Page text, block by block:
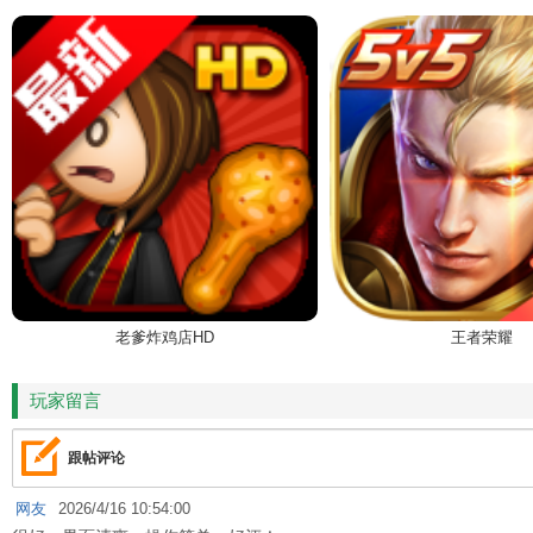
老爹炸鸡店HD 王者荣耀
玩家留言
跟帖评论
网友 2026/4/16 10:54:00